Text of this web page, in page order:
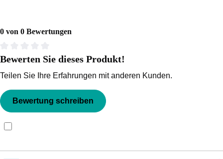
0 von 0 Bewertungen
Durchschnittliche Bewertung von 0 von 5 Sternen
Bewerten Sie dieses Produkt!
Teilen Sie Ihre Erfahrungen mit anderen Kunden.
Bewertung schreiben